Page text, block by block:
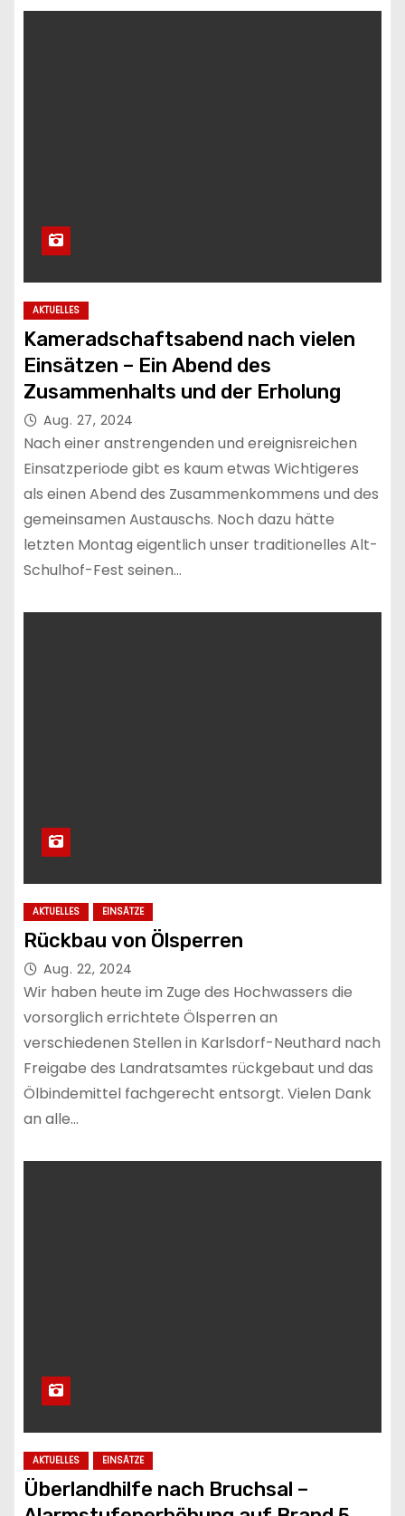
AKTUELLES
Kameradschaftsabend nach vielen
Einsätzen – Ein Abend des
Zusammenhalts und der Erholung
Aug. 27, 2024
Nach einer anstrengenden und ereignisreichen
Einsatzperiode gibt es kaum etwas Wichtigeres
als einen Abend des Zusammenkommens und des
gemeinsamen Austauschs. Noch dazu hätte
letzten Montag eigentlich unser traditionelles Alt-
Schulhof-Fest seinen…
AKTUELLES EINSÄTZE
Rückbau von Ölsperren
Aug. 22, 2024
Wir haben heute im Zuge des Hochwassers die
vorsorglich errichtete Ölsperren an
verschiedenen Stellen in Karlsdorf-Neuthard nach
Freigabe des Landratsamtes rückgebaut und das
Ölbindemittel fachgerecht entsorgt. Vielen Dank
an alle…
AKTUELLES EINSÄTZE
Überlandhilfe nach Bruchsal –